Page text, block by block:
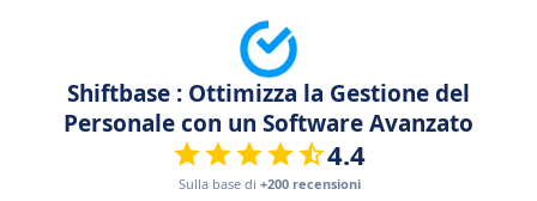
Shiftbase : Ottimizza la Gestione del
Personale con un Software Avanzato
4.4
Sulla base di +200 recensioni